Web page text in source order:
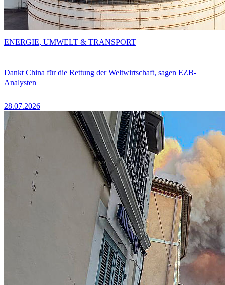
Dankt China für die Rettung der Weltwirtschaft, sagen EZB-
Analysten
28.07.2026
ENERGIE, UMWELT & TRANSPORT